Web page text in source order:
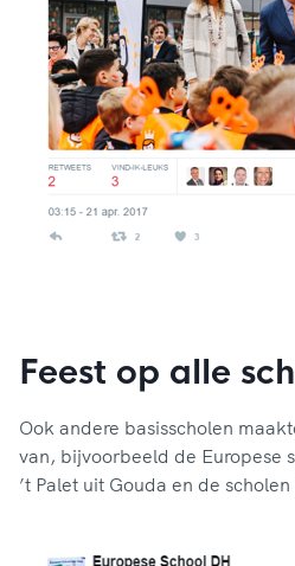
Feest op alle
Ook andere basisscholen
van, bijvoorbeeld de Europese
’t Palet uit Gouda en de